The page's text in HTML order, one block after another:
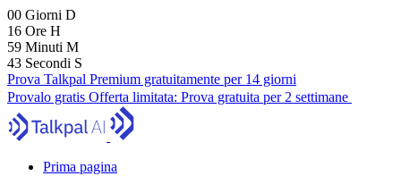
00 Giorni D
16 Ore H
59 Minuti M
42 Secondi S
Prova Talkpal Premium gratuitamente per 14 giorni
Provalo gratis Offerta limitata: Prova gratuita per 2 settimane
Prima pagina